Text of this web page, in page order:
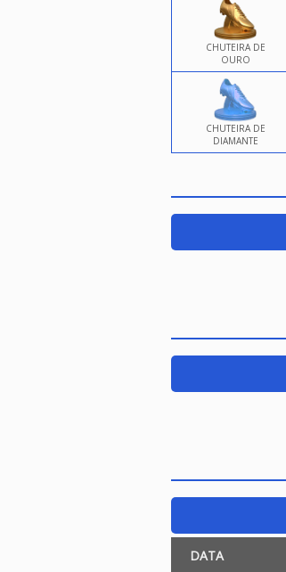
CHUTEIRA DE
OURO
CHUTEIRA DE
DIAMANTE
DATA